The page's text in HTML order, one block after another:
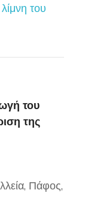
του
του
της
, Πάφος,